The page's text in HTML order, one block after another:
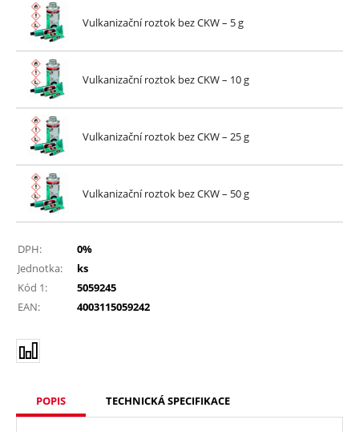
Vulkanizační roztok bez CKW – 5 g
Vulkanizační roztok bez CKW – 10 g
Vulkanizační roztok bez CKW – 25 g
Vulkanizační roztok bez CKW – 50 g
DPH:
0%
Jednotka:
ks
Kód 1:
5059245
EAN:
4003115059242
POPIS TECHNICKÁ SPECIFIKACE